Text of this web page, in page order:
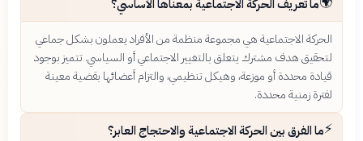
ما تعريف الحركة الاجتماعية بمعناها الأساسي؟
الحركة الاجتماعية هي مجموعة منظمة من الأفراد يعملون بشكل جماعي
لتحقيق هدف مشترك يتعلق بالتغيير الاجتماعي أو السياسي. تتميز بوجود
قيادة محددة أو موزعة، وهيكل تنظيمي، والتزام أعضائها بقضية معينة
لفترة زمنية محددة.
⚡ما الفرق بين الحركة الاجتماعية والاحتجاج العابر؟